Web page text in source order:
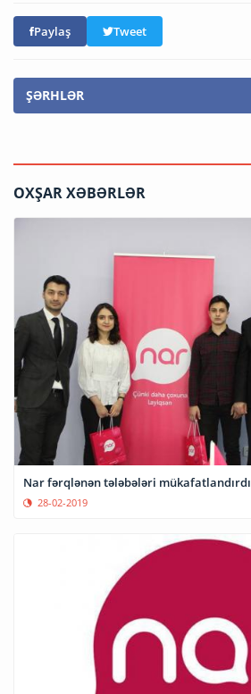
Paylaş Tweet
ŞƏRHLƏR
OXŞAR XƏBƏRLƏR
Nar fərqlənən tələbələri mükafatlandırdı
28-02-2019